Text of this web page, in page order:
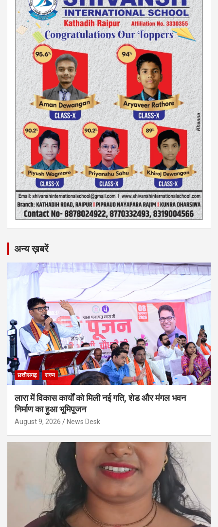
अन्य ख़बरें
छत्तीसगढ़ राज्य
लारा में विकास कार्यों को मिली नई गति, शेड और मंगल भवन
निर्माण का हुआ भूमिपूजन
August 9, 2026 News Desk